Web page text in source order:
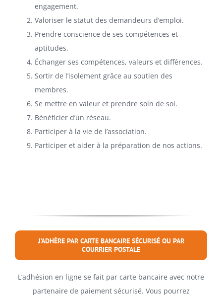
engagement.
Valoriser le statut des demandeurs d’emploi.
Prendre conscience de ses compétences et
aptitudes.
Échanger ses compétences, valeurs et différences.
Sortir de l’isolement grâce au soutien des
membres.
Se mettre en valeur et prendre soin de soi.
Bénéficier d’un réseau.
Participer à la vie de l’association.
Participer et aider à la préparation de nos actions.
J’ADHÈRE PAR CARTE BANCAIRE SÉCURISÉ OU PAR
COURRIER POSTALE
L’adhésion en ligne se fait par carte bancaire avec notre
partenaire de paiement sécurisé. Vous pourrez